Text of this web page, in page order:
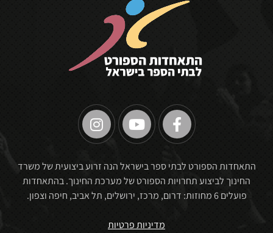
התאחדות הספורט לבתי ספר בישראל הנה זרוע ביצועית של משרד
החינוך לביצוע תחרויות הספורט של מערכת החינוך. בהתאחדות
פועלים 6 מחוזות: דרום, מרכז, ירושלים, תל אביב, חיפה וצפון.
מדיניות פרטיות